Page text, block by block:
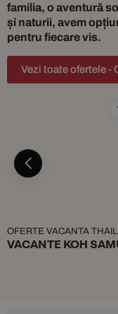
familia, o aventură
și naturii, avem
pentru fiecare vis.
Vezi toate ofertele -
OFERTE VACANTA
VACANTE KOH